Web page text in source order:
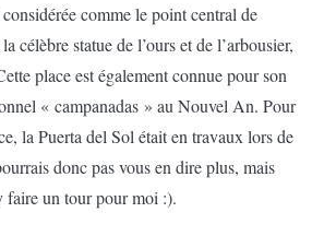
comme le point central de
célèbre statue de l’ours et de l’arbousier,
place est également connue pour son
« campanadas » au Nouvel An. Pour
la Puerta del Sol était en travaux lors de
donc pas vous en dire plus, mais
faire un tour pour moi :).